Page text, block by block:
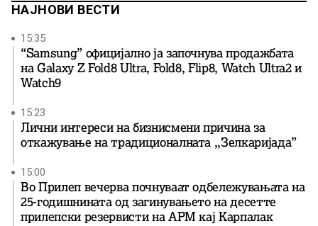
НАЈНОВИ ВЕСТИ
15:35
“Samsung” официјално ја започнува продажбата
на Galaxy Z Fold8 Ultra, Fold8, Flip8, Watch Ultra2 и
Watch9
15:23
Лични интереси на бизнисмени причина за
откажување на традиционалната ,,Зелкаријада”
15:00
Во Прилеп вечерва почнуваат одбележувањата на
25-годишнината од загинувањето на десетте
прилепски резервисти на АРМ кај Карпалак